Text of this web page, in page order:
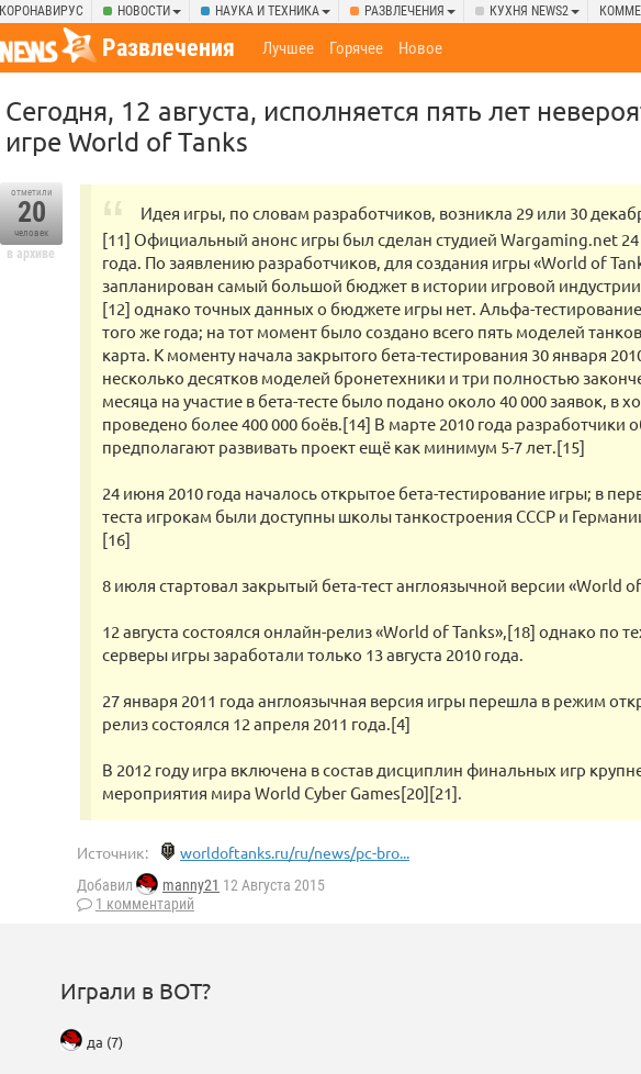
КОРОНАВИРУС НОВОСТИ НАУКА И ТЕХНИКА РАЗВЛЕЧЕНИЯ КУХНЯ NEWS2
Развлечения Лучшее Горячее Новое
Сегодня, 12 августа, исполняется пять лет
игре World of Tanks
отметили
20
человек
в архиве
Идея игры, по словам разработчиков, возникла 29 или 30
[11] Официальный анонс игры был сделан студией Wargaming.net 24
года. По заявлению разработчиков, для создания игры «World of
запланирован самый большой бюджет в истории игровой
[12] однако точных данных о бюджете игры нет. Альфа-
того же года; на тот момент было создано всего пять моделей
карта. К моменту начала закрытого бета-тестирования 30 января
несколько десятков моделей бронетехники и три полностью
месяца на участие в бета-тесте было подано около 40 000 заявок, в
проведено более 400 000 боёв.[14] В марте 2010 года разработчики
предполагают развивать проект ещё как минимум 5-7 лет.[15]
24 июня 2010 года началось открытое бета-тестирование игры; в
теста игрокам были доступны школы танкостроения СССР и
[16]
8 июля стартовал закрытый бета-тест англоязычной версии «World
12 августа состоялся онлайн-релиз «World of Tanks»,[18] однако по
серверы игры заработали только 13 августа 2010 года.
27 января 2011 года англоязычная версия игры перешла в режим
релиз состоялся 12 апреля 2011 года.[4]
В 2012 году игра включена в состав дисциплин финальных игр
мероприятия мира World Cyber Games[20][21].
Источник: worldoftanks.ru/ru/news/pc-bro...
Добавил manny21 12 Августа 2015
1 комментарий
Играли в ВОТ?
да (7)